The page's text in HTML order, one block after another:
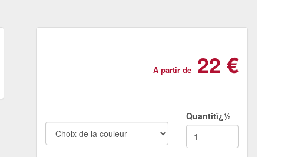
A partir de 22 €
Quantitï¿½